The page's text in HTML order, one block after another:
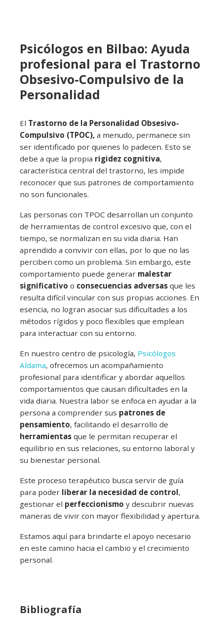
Psicólogos en Bilbao: Ayuda
profesional para el Trastorno
Obsesivo-Compulsivo de la
Personalidad
El Trastorno de la Personalidad Obsesivo-
Compulsivo (TPOC), a menudo, permanece sin
ser identificado por quienes lo padecen. Esto se
debe a que la propia rigidez cognitiva,
característica central del trastorno, les impide
reconocer que sus patrones de comportamiento
no son funcionales.
Las personas con TPOC desarrollan un conjunto
de herramientas de control excesivo que, con el
tiempo, se normalizan en su vida diaria. Han
aprendido a convivir con ellas, por lo que no las
perciben como un problema. Sin embargo, este
comportamiento puede generar malestar
significativo o consecuencias adversas que les
resulta difícil vincular con sus propias acciones. En
esencia, no logran asociar sus dificultades a los
métodos rígidos y poco flexibles que emplean
para interactuar con su entorno.
En nuestro centro de psicología, Psicólogos
Aldama, ofrecemos un acompañamiento
profesional para identificar y abordar aquellos
comportamientos que causan dificultades en la
vida diaria. Nuestra labor se enfoca en ayudar a la
persona a comprender sus patrones de
pensamiento, facilitando el desarrollo de
herramientas que le permitan recuperar el
equilibrio en sus relaciones, su entorno laboral y
su bienestar personal.
Este proceso terapéutico busca servir de guía
para poder liberar la necesidad de control,
gestionar el perfeccionismo y descubrir nuevas
maneras de vivir con mayor flexibilidad y apertura.
Estamos aquí para brindarte el apoyo necesario
en este camino hacia el cambio y el crecimiento
personal.
Bibliografía